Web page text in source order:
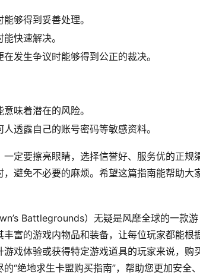
够得到妥善处理。
快速解决。
发生争议时能够得到公正的裁决。
味着潜在的风险。
透露自己的账号密码等敏感资料。
定要擦亮眼睛，选择信誉好、服务优的正规
避免不必要的麻烦。希望这篇指南能帮助大
Battlegrounds）无疑是风靡全球的一款游
富的游戏内物品和装备，让每位玩家都能根
戏体验或获得特定游戏道具的玩家来说，购
“绝地求生卡盟购买指南”，帮助您更加安全